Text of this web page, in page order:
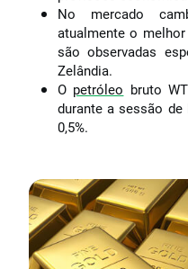
No mercado
atualmente o melhor
são observadas
Zelândia.
O petróleo bruto
durante a sessão de
0,5%.